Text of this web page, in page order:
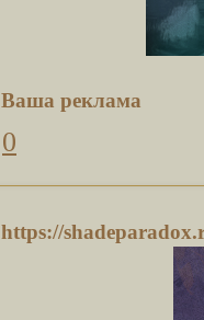
Ваша реклама
0
https://